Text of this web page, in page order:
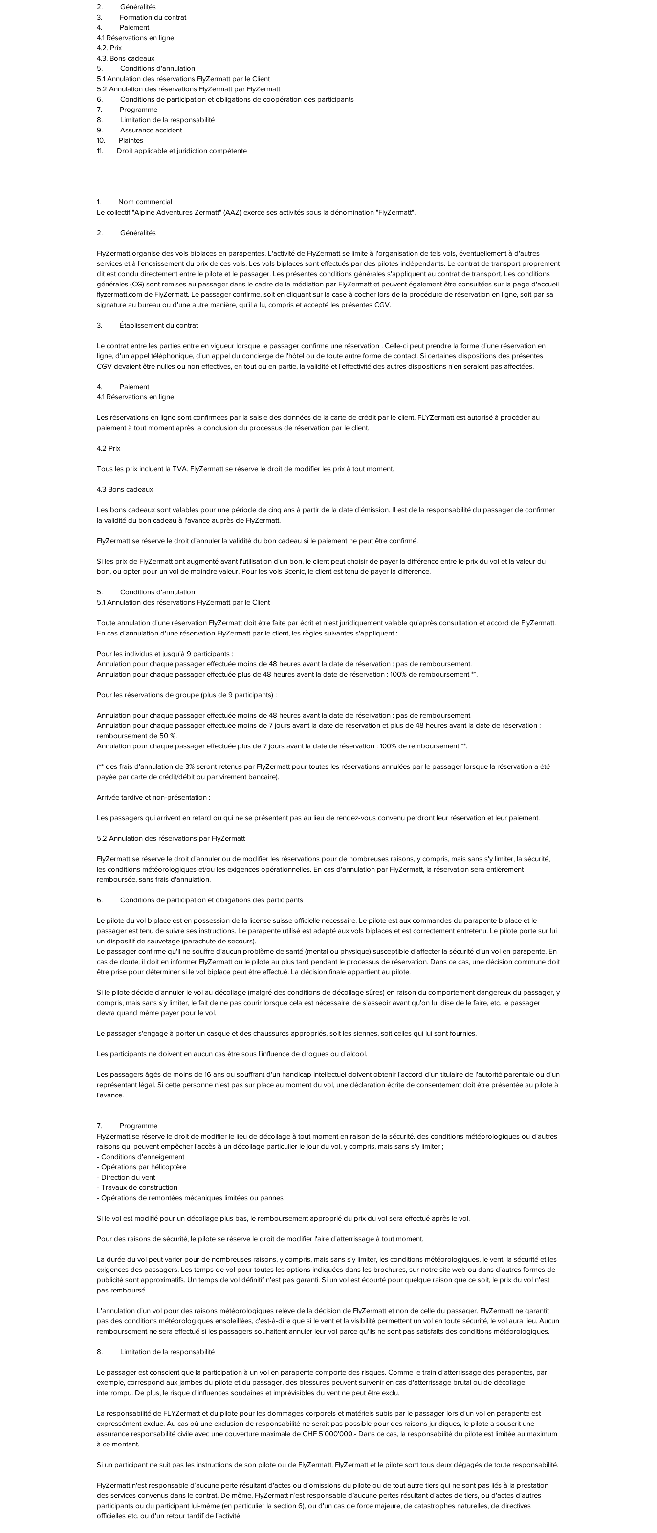
2. Généralités
3. Formation du contrat
4. Paiement
4.1 Réservations en ligne
4.2. Prix
4.3. Bons cadeaux
5. Conditions d'annulation
5.1 Annulation des réservations FlyZermatt par le Client
5.2 Annulation des réservations FlyZermatt par FlyZermatt
6. Conditions de participation et obligations de coopération des participants
7. Programme
8. Limitation de la responsabilité
9. Assurance accident
10. Plaintes
11. Droit applicable et juridiction compétente
1. Nom commercial :
Le collectif "Alpine Adventures Zermatt" (AAZ) exerce ses activités sous la dénomination "FlyZermatt".
2. Généralités
FlyZermatt organise des vols biplaces en parapentes. L'activité de FlyZermatt se limite à l'organisation de tels vols, éventuellement à d'autres
services et à l'encaissement du prix de ces vols. Les vols biplaces sont effectués par des pilotes indépendants. Le contrat de transport proprement
dit est conclu directement entre le pilote et le passager. Les présentes conditions générales s'appliquent au contrat de transport. Les conditions
générales (CG) sont remises au passager dans le cadre de la médiation par FlyZermatt et peuvent également être consultées sur la page d'accueil
flyzermatt.com de FlyZermatt. Le passager confirme, soit en cliquant sur la case à cocher lors de la procédure de réservation en ligne, soit par sa
signature au bureau ou d'une autre manière, qu'il a lu, compris et accepté les présentes CGV.
3. Établissement du contrat
Le contrat entre les parties entre en vigueur lorsque le passager confirme une réservation . Celle-ci peut prendre la forme d'une réservation en
ligne, d'un appel téléphonique, d'un appel du concierge de l'hôtel ou de toute autre forme de contact. Si certaines dispositions des présentes
CGV devaient être nulles ou non effectives, en tout ou en partie, la validité et l'effectivité des autres dispositions n'en seraient pas affectées.
4. Paiement
4.1 Réservations en ligne
Les réservations en ligne sont confirmées par la saisie des données de la carte de crédit par le client. FLYZermatt est autorisé à procéder au
paiement à tout moment après la conclusion du processus de réservation par le client.
4.2 Prix
Tous les prix incluent la TVA. FlyZermatt se réserve le droit de modifier les prix à tout moment.
4.3 Bons cadeaux
Les bons cadeaux sont valables pour une période de cinq ans à partir de la date d'émission. Il est de la responsabilité du passager de confirmer
la validité du bon cadeau à l'avance auprès de FlyZermatt.
FlyZermatt se réserve le droit d'annuler la validité du bon cadeau si le paiement ne peut être confirmé.
Si les prix de FlyZermatt ont augmenté avant l'utilisation d'un bon, le client peut choisir de payer la différence entre le prix du vol et la valeur du
bon, ou opter pour un vol de moindre valeur. Pour les vols Scenic, le client est tenu de payer la différence.
5. Conditions d'annulation
5.1 Annulation des réservations FlyZermatt par le Client
Toute annulation d'une réservation FlyZermatt doit être faite par écrit et n'est juridiquement valable qu'après consultation et accord de FlyZermatt.
En cas d'annulation d'une réservation FlyZermatt par le client, les règles suivantes s'appliquent :
Pour les individus et jusqu'à 9 participants :
Annulation pour chaque passager effectuée moins de 48 heures avant la date de réservation : pas de remboursement.
Annulation pour chaque passager effectuée plus de 48 heures avant la date de réservation : 100% de remboursement **.
Pour les réservations de groupe (plus de 9 participants) :
Annulation pour chaque passager effectuée moins de 48 heures avant la date de réservation : pas de remboursement
Annulation pour chaque passager effectuée moins de 7 jours avant la date de réservation et plus de 48 heures avant la date de réservation :
remboursement de 50 %.
Annulation pour chaque passager effectuée plus de 7 jours avant la date de réservation : 100% de remboursement **.
(** des frais d'annulation de 3% seront retenus par FlyZermatt pour toutes les réservations annulées par le passager lorsque la réservation a été
payée par carte de crédit/débit ou par virement bancaire).
Arrivée tardive et non-présentation :
Les passagers qui arrivent en retard ou qui ne se présentent pas au lieu de rendez-vous convenu perdront leur réservation et leur paiement.
5.2 Annulation des réservations par FlyZermatt
FlyZermatt se réserve le droit d'annuler ou de modifier les réservations pour de nombreuses raisons, y compris, mais sans s'y limiter, la sécurité,
les conditions météorologiques et/ou les exigences opérationnelles. En cas d'annulation par FlyZermatt, la réservation sera entièrement
remboursée, sans frais d'annulation.
6. Conditions de participation et obligations des participants
Le pilote du vol biplace est en possession de la license suisse officielle nécessaire. Le pilote est aux commandes du parapente biplace et le
passager est tenu de suivre ses instructions. Le parapente utilisé est adapté aux vols biplaces et est correctement entretenu. Le pilote porte sur lui
un dispositif de sauvetage (parachute de secours).
Le passager confirme qu'il ne souffre d'aucun problème de santé (mental ou physique) susceptible d'affecter la sécurité d'un vol en parapente. En
cas de doute, il doit en informer FlyZermatt ou le pilote au plus tard pendant le processus de réservation. Dans ce cas, une décision commune doit
être prise pour déterminer si le vol biplace peut être effectué. La décision finale appartient au pilote.
Si le pilote décide d'annuler le vol au décollage (malgré des conditions de décollage sûres) en raison du comportement dangereux du passager, y
compris, mais sans s'y limiter, le fait de ne pas courir lorsque cela est nécessaire, de s'asseoir avant qu'on lui dise de le faire, etc. le passager
devra quand même payer pour le vol.
Le passager s'engage à porter un casque et des chaussures appropriés, soit les siennes, soit celles qui lui sont fournies.
Les participants ne doivent en aucun cas être sous l'influence de drogues ou d'alcool.
Les passagers âgés de moins de 16 ans ou souffrant d'un handicap intellectuel doivent obtenir l'accord d'un titulaire de l'autorité parentale ou d'un
représentant légal. Si cette personne n'est pas sur place au moment du vol, une déclaration écrite de consentement doit être présentée au pilote à
l'avance.
7. Programme
FlyZermatt se réserve le droit de modifier le lieu de décollage à tout moment en raison de la sécurité, des conditions météorologiques ou d'autres
raisons qui peuvent empêcher l'accès à un décollage particulier le jour du vol, y compris, mais sans s'y limiter ;
- Conditions d'enneigement
- Opérations par hélicoptère
- Direction du vent
- Travaux de construction
- Opérations de remontées mécaniques limitées ou pannes
Si le vol est modifié pour un décollage plus bas, le remboursement approprié du prix du vol sera effectué après le vol.
Pour des raisons de sécurité, le pilote se réserve le droit de modifier l'aire d'atterrissage à tout moment.
La durée du vol peut varier pour de nombreuses raisons, y compris, mais sans s'y limiter, les conditions météorologiques, le vent, la sécurité et les
exigences des passagers. Les temps de vol pour toutes les options indiquées dans les brochures, sur notre site web ou dans d'autres formes de
publicité sont approximatifs. Un temps de vol définitif n'est pas garanti. Si un vol est écourté pour quelque raison que ce soit, le prix du vol n'est
pas remboursé.
L'annulation d'un vol pour des raisons météorologiques relève de la décision de FlyZermatt et non de celle du passager. FlyZermatt ne garantit
pas des conditions météorologiques ensoleillées, c'est-à-dire que si le vent et la visibilité permettent un vol en toute sécurité, le vol aura lieu. Aucun
remboursement ne sera effectué si les passagers souhaitent annuler leur vol parce qu'ils ne sont pas satisfaits des conditions météorologiques.
8. Limitation de la responsabilité
Le passager est conscient que la participation à un vol en parapente comporte des risques. Comme le train d'atterrissage des parapentes, par
exemple, correspond aux jambes du pilote et du passager, des blessures peuvent survenir en cas d'atterrissage brutal ou de décollage
interrompu. De plus, le risque d'influences soudaines et imprévisibles du vent ne peut être exclu.
La responsabilité de FLYZermatt et du pilote pour les dommages corporels et matériels subis par le passager lors d'un vol en parapente est
expressément exclue. Au cas où une exclusion de responsabilité ne serait pas possible pour des raisons juridiques, le pilote a souscrit une
assurance responsabilité civile avec une couverture maximale de CHF 5'000'000.- Dans ce cas, la responsabilité du pilote est limitée au maximum
à ce montant.
Si un participant ne suit pas les instructions de son pilote ou de FlyZermatt, FlyZermatt et le pilote sont tous deux dégagés de toute responsabilité.
FlyZermatt n'est responsable d’aucune perte résultant d'actes ou d'omissions du pilote ou de tout autre tiers qui ne sont pas liés à la prestation
des services convenus dans le contrat. De même, FlyZermatt n’est responsable d’aucune pertes résultant d'actes de tiers, ou d'actes d'autres
participants ou du participant lui-même (en particulier la section 6), ou d'un cas de force majeure, de catastrophes naturelles, de directives
officielles etc. ou d'un retour tardif de l'activité.